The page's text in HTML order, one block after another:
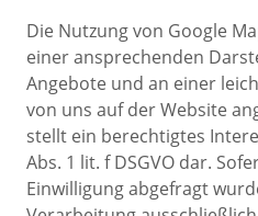
Die Nutzung von Google
einer ansprechenden
Angebote und an einer
von uns auf der Website
stellt ein berechtigtes
Abs. 1 lit. f DSGVO dar.
Einwilligung abgefragt